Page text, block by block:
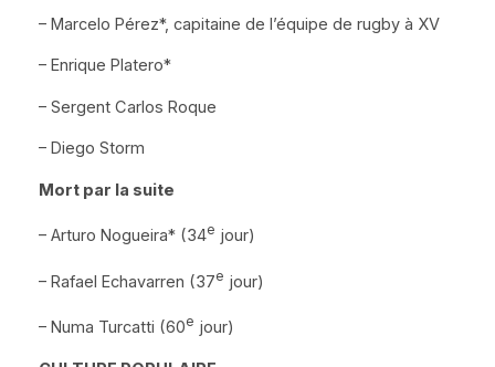
– Marcelo Pérez*, capitaine de l’équipe de rugby à XV
– Enrique Platero*
– Sergent Carlos Roque
– Diego Storm
Mort par la suite
– Arturo Nogueira* (34e jour)
– Rafael Echavarren (37e jour)
– Numa Turcatti (60e jour)